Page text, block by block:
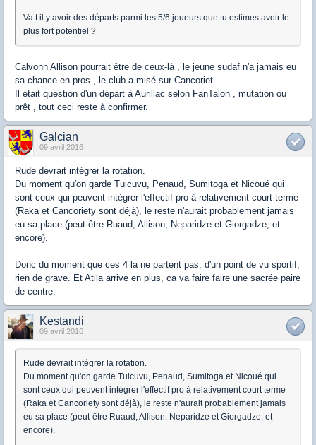
Va t il y avoir des départs parmi les 5/6 joueurs que tu estimes avoir le
plus fort potentiel ?
Calvonn Allison pourrait être de ceux-là , le jeune sudaf n'a jamais eu
sa chance en pros , le club a misé sur Cancoriet.
Il était question d'un départ à Aurillac selon FanTalon , mutation ou
prêt , tout ceci reste à confirmer.
Galcian
09 avril 2016
Rude devrait intégrer la rotation.
Du moment qu'on garde Tuicuvu, Penaud, Sumitoga et Nicoué qui
sont ceux qui peuvent intégrer l'effectif pro à relativement court terme
(Raka et Cancoriety sont déjà), le reste n'aurait probablement jamais
eu sa place (peut-être Ruaud, Allison, Neparidze et Giorgadze, et
encore).
Donc du moment que ces 4 la ne partent pas, d'un point de vu sportif,
rien de grave. Et Atila arrive en plus, ca va faire faire une sacrée paire
de centre.
Kestandi
09 avril 2016
Rude devrait intégrer la rotation.
Du moment qu'on garde Tuicuvu, Penaud, Sumitoga et Nicoué qui
sont ceux qui peuvent intégrer l'effectif pro à relativement court terme
(Raka et Cancoriety sont déjà), le reste n'aurait probablement jamais
eu sa place (peut-être Ruaud, Allison, Neparidze et Giorgadze, et
encore).